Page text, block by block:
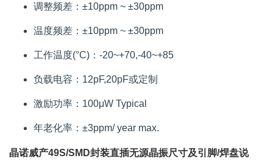
调整频差：±10ppm ~ ±30ppm
温度频差：±10ppm ~ ±30ppm
工作温度(°C)：-20~+70,-40~+85
负载电容：12pF,20pF或定制
激励功率：100μW Typical
年老化率：±3ppm/ year max.
晶诺威产49S/SMD封装直插无源晶振尺寸及引脚/焊盘说